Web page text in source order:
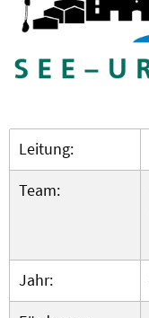
Leitung:
Team:
Jahr: